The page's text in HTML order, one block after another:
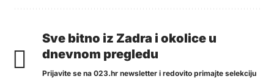
Sve bitno iz Zadra i okolice u
dnevnom pregledu
Prijavite se na 023.hr newsletter i redovito primajte selekciju